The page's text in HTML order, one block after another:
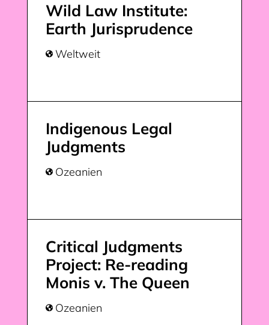
Wild Law Institute:
Earth Jurisprudence
 Weltweit
Indigenous Legal
Judgments
 Ozeanien
Critical Judgments
Project: Re-reading
Monis v. The Queen
 Ozeanien